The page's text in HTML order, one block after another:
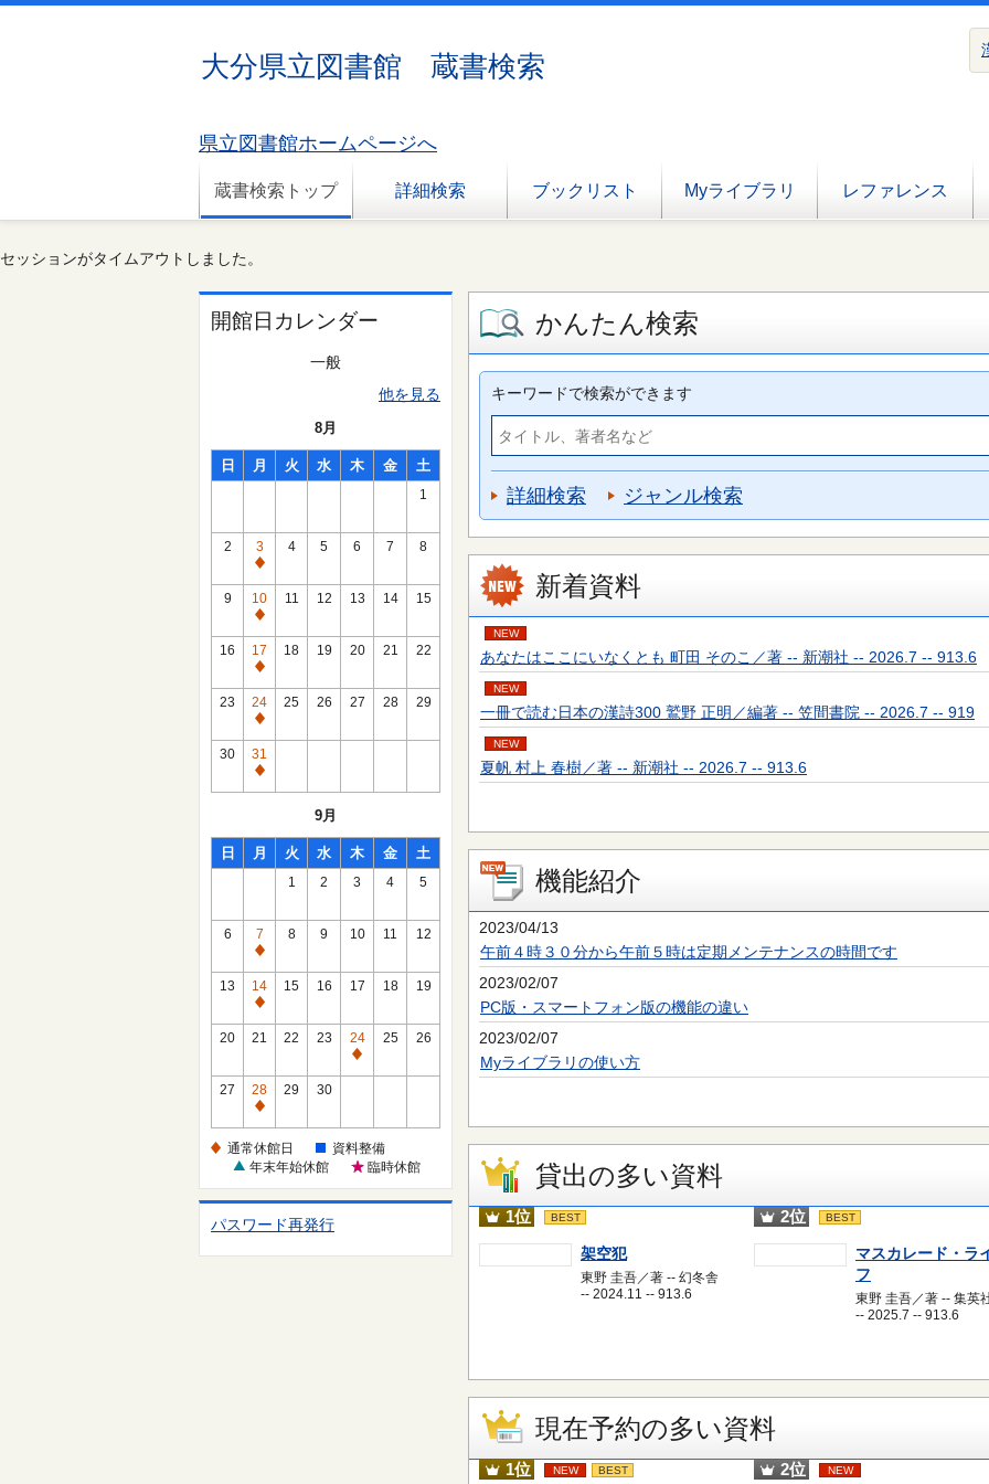
大分県立図書館 蔵書検索
県立図書館ホームページへ
蔵書検索トップ 詳細検索 ブックリスト Myライブラリ レファレンス
セッションがタイムアウトしました。
開館日カレンダー
一般
他を見る
8月
日 月 火 水 木 金 土
1
2
3
通
常
休
館
日
4 5 6 7 8
9
10
通
常
休
館
日
11 12 13 14 15
16
17
通
常
休
館
日
18 19 20 21 22
23
24
通
常
休
館
25 26 27 28 29
30
31
通
館
日
9月
日 月 火 水 木 金 土
1 2 3 4 5
6
7
通
常
休
館
8 9 10 11 12
13
14
通
常
館
日
15 16 17 18 19
20 21 22 23
24
通
館
日
25 26
27
28
通
休
日
29 30
通常休館日
資料整備
年末年始休館
臨時休館
パスワード再発行
かんたん検索
キーワードで検索ができます
詳細検索 ジャンル検索
新着資料
NEW
あなたはここにいなくとも 町田 そのこ／著 -- 新潮社 -- 2026.7 -- 913.6
NEW
一冊で読む日本の漢詩300 鷲野 正明／編著 -- 笠間書院 -- 2026.7 -- 919
NEW
夏帆 村上 春樹／著 -- 新潮社 -- 2026.7 -- 913.6
機能紹介
2023/04/13
午前４時３０分から午前５時は定期メンテナンスの時間です
2023/02/07
PC版・スマートフォン版の機能の違い
2023/02/07
Myライブラリの使い方
貸出の多い資料
1位 BEST
架空犯
東野 圭吾／著 -- 幻冬舎
-- 2024.11 -- 913.6
2位 BEST
マスカレード・ラ
フ
東野 圭吾／著 -- 集英
-- 2025.7 -- 913.6
現在予約の多い資料
1位 NEW BEST 2位 NEW